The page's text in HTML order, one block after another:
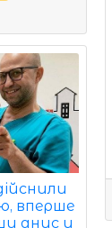
вперше
анус у